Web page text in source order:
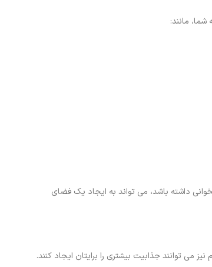
داشته باشد، می تواند به ایجاد یک فضای
‌توانند جذابیت بیشتری را برایتان ایجاد کنند.